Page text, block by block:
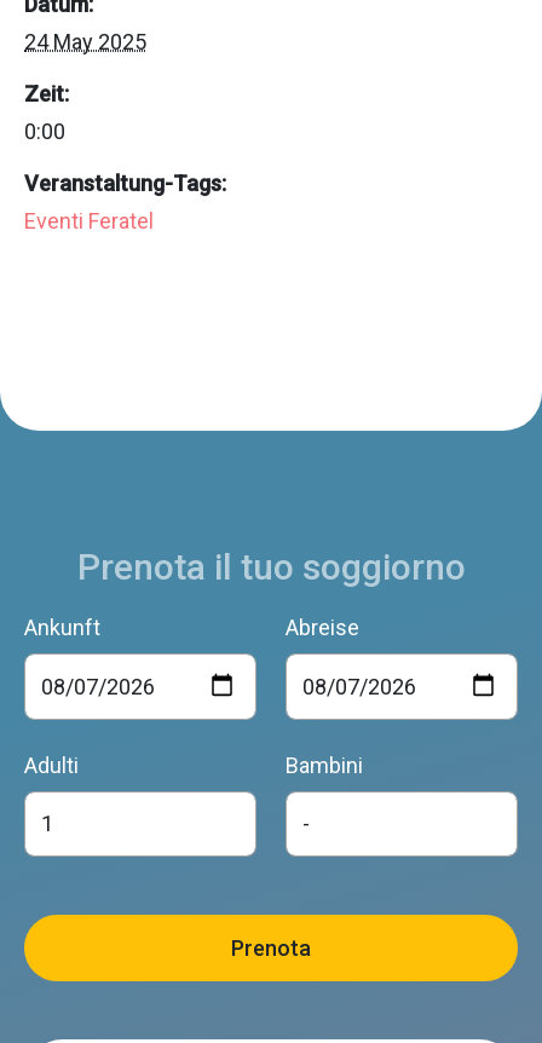
24 May 2025
Zeit:
0:00
Veranstaltung-Tags:
Eventi Feratel
Prenota il tuo soggiorno
Ankunft Abreise
Adulti Bambini